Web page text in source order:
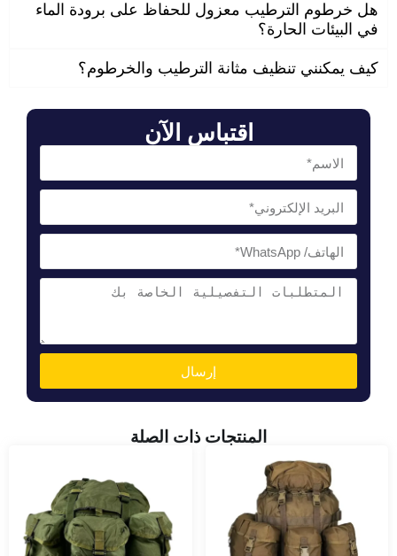
اقتباس الآن
إرسال
هل خرطوم الترطيب معزول للحفاظ على برودة الماء
في البيئات الحارة؟
كيف يمكنني تنظيف مثانة الترطيب والخرطوم؟
المنتجات ذات الصلة